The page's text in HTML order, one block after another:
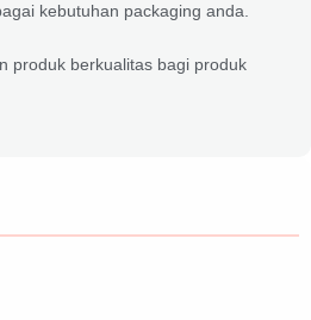
kebutuhan packaging anda.
produk berkualitas bagi produk